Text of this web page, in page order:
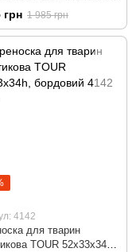
грн 1 985 грн
4142
для тварин
TOUR 52x33x34h,